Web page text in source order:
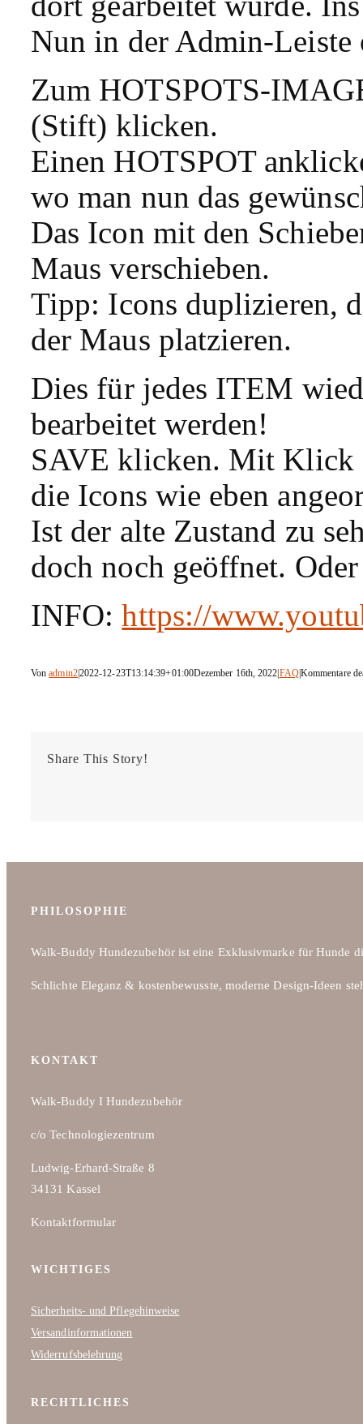
Nun in der Admin-
Zum HOTSPOTS-
(Stift) klicken.
Einen HOTSPOT
wo man nun das
Das Icon mit den
Maus verschieben.
Tipp: Icons duplizieren,
der Maus platzieren.
Dies für jedes ITEM
bearbeitet werden!
SAVE klicken. Mit Klick
die Icons wie eben
Ist der alte Zustand zu
doch noch geöffnet.
INFO:https://
Vonadmin2|2022-12-23T13:14:39+01:00Dezember 16th, 2022 FAQ|Kommentare
Share This Story!
PHILOSOPHIE
Walk-Buddy Hundezubehör ist eine Exklusivmarke für Hunde
Schlichte Eleganz & kostenbewusste, moderne Design-Ideen
KONTAKT
Walk-Buddy I Hundezubehör
c/o Technologiezentrum
Ludwig-Erhard-Straße 8
34131 Kassel
Kontaktformular
WICHTIGES
Sicherheits- und Pflegehinweise
Versandinformationen
Widerrufsbelehrung
RECHTLICHES